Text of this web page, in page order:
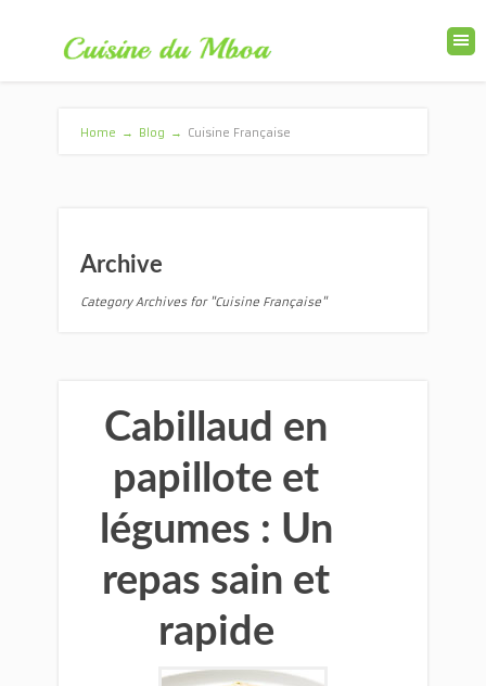
Home → Blog → Cuisine Française
Archive
Category Archives for "Cuisine Française"
Cabillaud en
papillote et
légumes : Un
repas sain et
rapide